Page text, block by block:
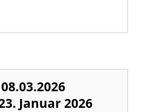
Januar 2026